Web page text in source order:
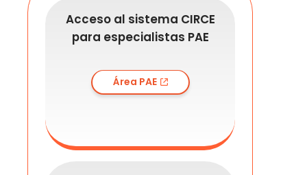
Acceso al sistema CIRCE
para especialistas PAE
Área PAE